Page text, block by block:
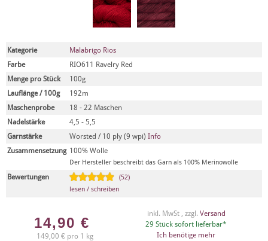
Kategorie
Malabrigo Rios
Farbe
RIO611 Ravelry Red
Menge pro Stück
100g
Lauflänge / 100g
192m
Maschenprobe
18 - 22 Maschen
Nadelstärke
4,5 - 5,5
Garnstärke
Worsted / 10 ply (9 wpi) Info
Zusammensetzung 100% Wolle
Der Hersteller beschreibt das Garn als 100% Merinowolle
Bewertungen
(52)
lesen / schreiben
14,90 €
149,00 € pro 1 kg
inkl. MwSt , zzgl. Versand
29 Stück sofort lieferbar*
Ich benötige mehr